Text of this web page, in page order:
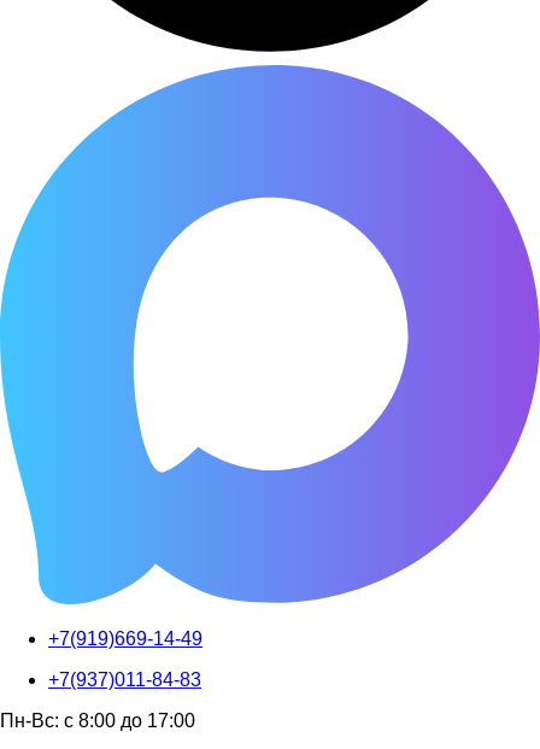
+7(919)669-14-49
+7(937)011-84-83
Пн-Вс: с 8:00 до 17:00